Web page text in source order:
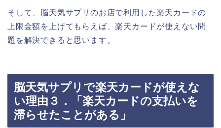
そして、脳天気サプリのお店で利用した楽天カードの
上限金額を上げてもらえば、楽天カードが使えない問
題を解決できると思います。
脳天気サプリで楽天カードが使えな
い理由３．「楽天カードの支払いを
滞らせたことがある」